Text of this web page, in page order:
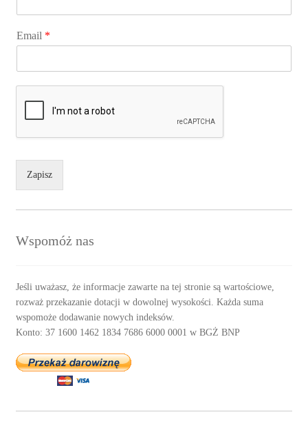
Email *
Zapisz
Wspomóż nas
Jeśli uważasz, że informacje zawarte na tej stronie są wartościowe,
rozważ przekazanie dotacji w dowolnej wysokości. Każda suma
wspomoże dodawanie nowych indeksów.
Konto: 37 1600 1462 1834 7686 6000 0001 w BGŻ BNP